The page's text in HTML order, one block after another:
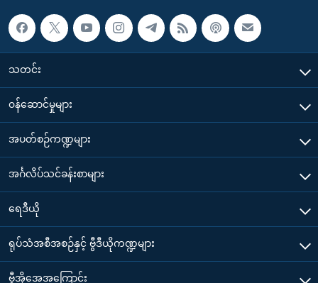
သတင်း
၀န်ဆောင်မှုများ
အပတ်စဉ်ကဏ္ဍများ
အင်္ဂလိပ်သင်ခန်းစာများ
ရေဒီယို
ရုပ်သံအစီအစဉ်နှင့် ဗွီဒီယိုကဏ္ဍများ
ဗွီအိုအေအကြောင်း